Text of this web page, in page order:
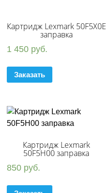
Картридж Lexmark 50F5X0E
заправка
1 450руб.
Заказать
Картридж Lexmark
50F5H00 заправка
850руб.